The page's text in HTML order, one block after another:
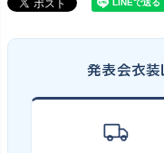
発表会衣装